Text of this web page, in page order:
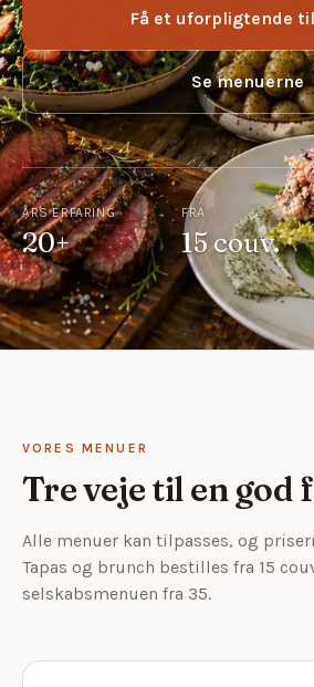
Få et uforpligtende
Se menuerne
ÅRS ERFARING
20+
FRA
15 couv.
VORES MENUER
Tre veje til en god
Alle menuer kan tilpasses, og
Tapas og brunch bestilles fra 15
selskabsmenuen fra 35.